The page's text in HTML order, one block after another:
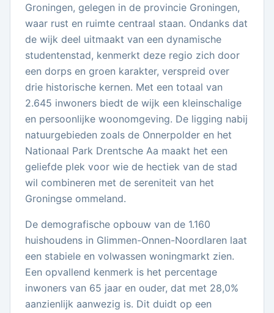
Groningen, gelegen in de provincie Groningen,
waar rust en ruimte centraal staan. Ondanks dat
de wijk deel uitmaakt van een dynamische
studentenstad, kenmerkt deze regio zich door
een dorps en groen karakter, verspreid over
drie historische kernen. Met een totaal van
2.645 inwoners biedt de wijk een kleinschalige
en persoonlijke woonomgeving. De ligging nabij
natuurgebieden zoals de Onnerpolder en het
Nationaal Park Drentsche Aa maakt het een
geliefde plek voor wie de hectiek van de stad
wil combineren met de sereniteit van het
Groningse ommeland.
De demografische opbouw van de 1.160
huishoudens in Glimmen-Onnen-Noordlaren laat
een stabiele en volwassen woningmarkt zien.
Een opvallend kenmerk is het percentage
inwoners van 65 jaar en ouder, dat met 28,0%
aanzienlijk aanwezig is. Dit duidt op een